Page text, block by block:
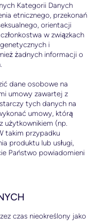
Kategorii Danych
etnicznego, przekonań
orientacji
w związkach
i
żadnych informacji o
dane osobowe na
umowy zawartej z
tych danych na
umowy, którą
użytkownikiem (np.
takim przypadku
produktu lub usługi,
Państwo powiadomieni
czas nieokreślony jako